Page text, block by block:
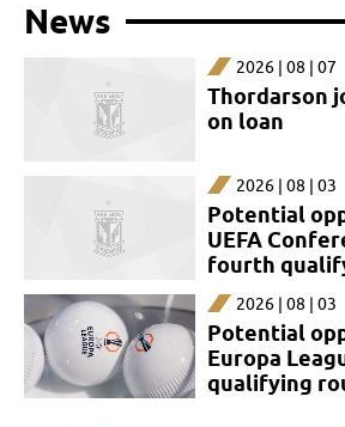
News
2026 | 08 | 07
Thordarson
on loan
2026 | 08 | 03
Potential
UEFA
fourth
2026 | 08 | 03
Potential
Europa
qualifying